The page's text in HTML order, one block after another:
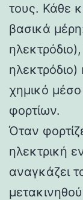
τους. Κάθε
βασικά
χημικό
φορτίων.
Όταν
ηλεκτρική
αναγκάζει